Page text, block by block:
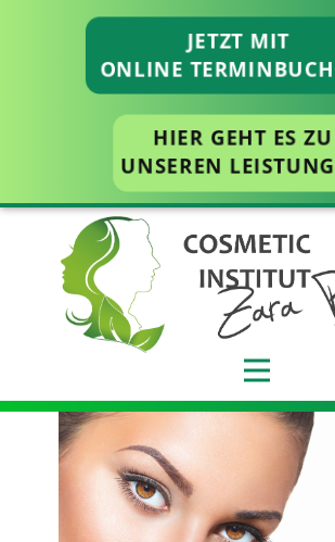
JETZT MIT
ONLINE
HIER GEHT ES ZU
UNSEREN